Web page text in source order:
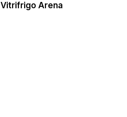
Vitrifrigo Arena